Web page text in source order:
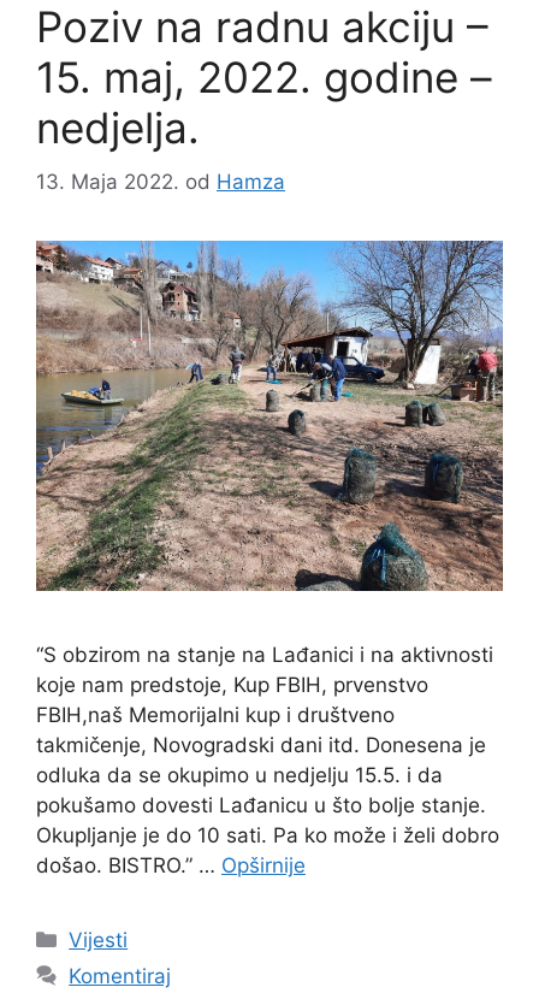
Poziv na radnu akciju –
15. maj, 2022. godine –
nedjelja.
13. Maja 2022. od Hamza
“S obzirom na stanje na Lađanici i na aktivnosti
koje nam predstoje, Kup FBIH, prvenstvo
FBIH,naš Memorijalni kup i društveno
takmičenje, Novogradski dani itd. Donesena je
odluka da se okupimo u nedjelju 15.5. i da
pokušamo dovesti Lađanicu u što bolje stanje.
Okupljanje je do 10 sati. Pa ko može i želi dobro
došao. BISTRO.” … Opširnije
Vijesti
Komentiraj